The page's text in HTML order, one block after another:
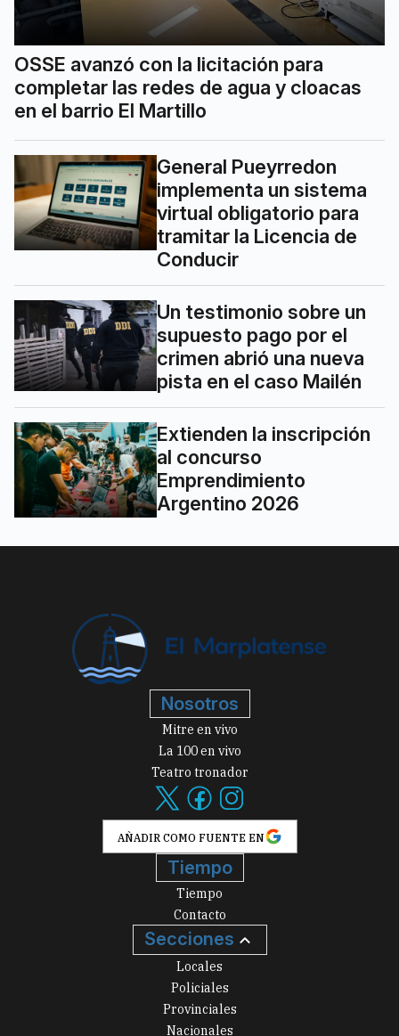
OSSE avanzó con la licitación para
completar las redes de agua y cloacas
en el barrio El Martillo
General Pueyrredon
implementa un sistema
virtual obligatorio para
tramitar la Licencia de
Conducir
Un testimonio sobre un
supuesto pago por el
crimen abrió una nueva
pista en el caso Mailén
Extienden la inscripción
al concurso
Emprendimiento
Argentino 2026
Nosotros
Mitre en vivo
La 100 en vivo
Teatro tronador
AÑADIR COMO FUENTE EN
Tiempo
Tiempo
Contacto
Secciones
Locales
Policiales
Provinciales
Nacionales